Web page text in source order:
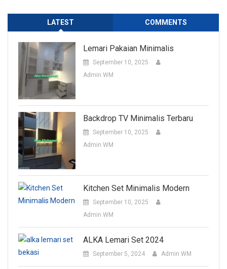
LATEST COMMENTS
Lemari Pakaian Minimalis
September 10, 2025
Admin WM
Backdrop TV Minimalis Terbaru
September 10, 2025
Admin WM
Kitchen Set Minimalis Modern
September 10, 2025
Admin WM
ALKA Lemari Set 2024
September 5, 2024 Admin WM